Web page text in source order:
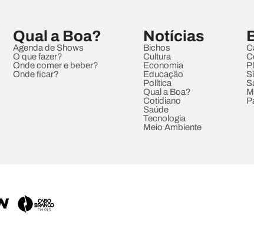
Qual a Boa?
Agenda de Shows
O que fazer?
Onde comer e beber?
Onde ficar?
Notícias
Bichos
Cultura
Economia
Educação
Política
Qual a Boa?
Cotidiano
Saúde
Tecnologia
Meio Ambiente